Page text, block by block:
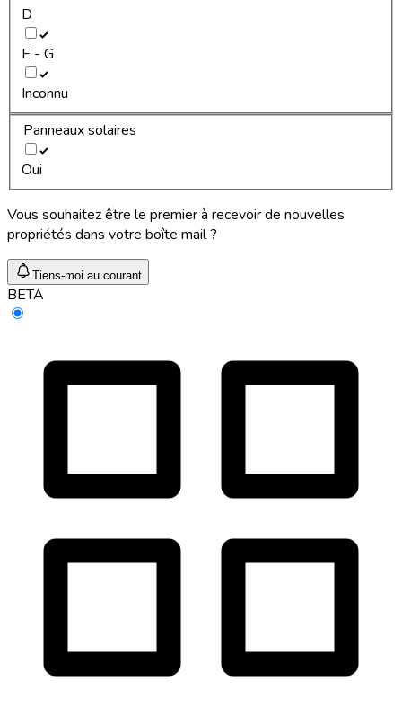
D
E - G
Inconnu
Panneaux solaires
Oui
Vous souhaitez être le premier à recevoir de nouvelles
propriétés dans votre boîte mail ?
Tiens-moi au courant
BETA